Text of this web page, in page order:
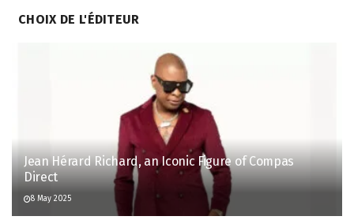
CHOIX DE L'ÉDITEUR
Jean Hérard Richard, an Iconic Figure of Compas
Direct
8 May 2025